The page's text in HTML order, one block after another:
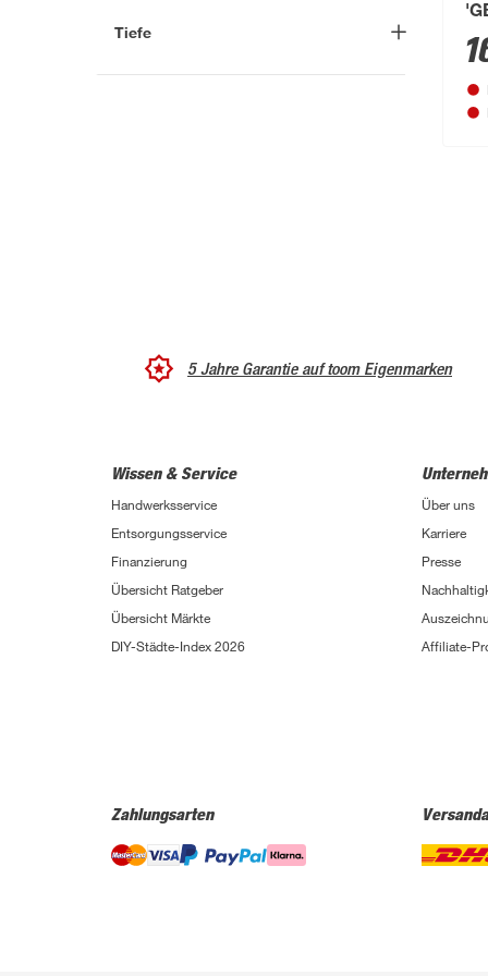
Tiefe
5 Jahre Garantie auf toom Eigenmarken
Wissen & Service
Handwerksservice
Entsorgungsservice
Finanzierung
Übersicht Ratgeber
Übersicht Märkte
DIY-Städte-Index 2026
Über uns
Karriere
Presse
Affiliate-
Zahlungsarten